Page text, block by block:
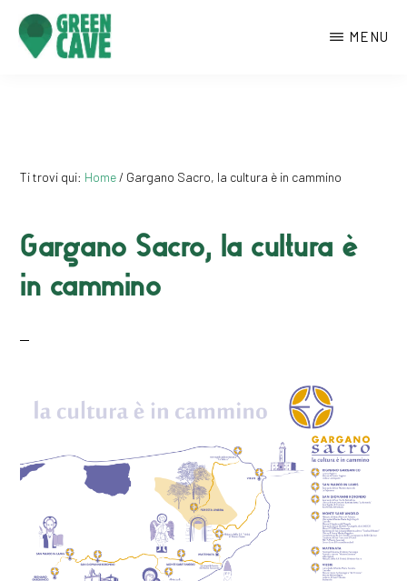
Passa
Monte
MENU
Ti trovi qui: Home/ Gargano Sacro, la cultura è in cammino
Gargano Sacro, la cultura è
in cammino